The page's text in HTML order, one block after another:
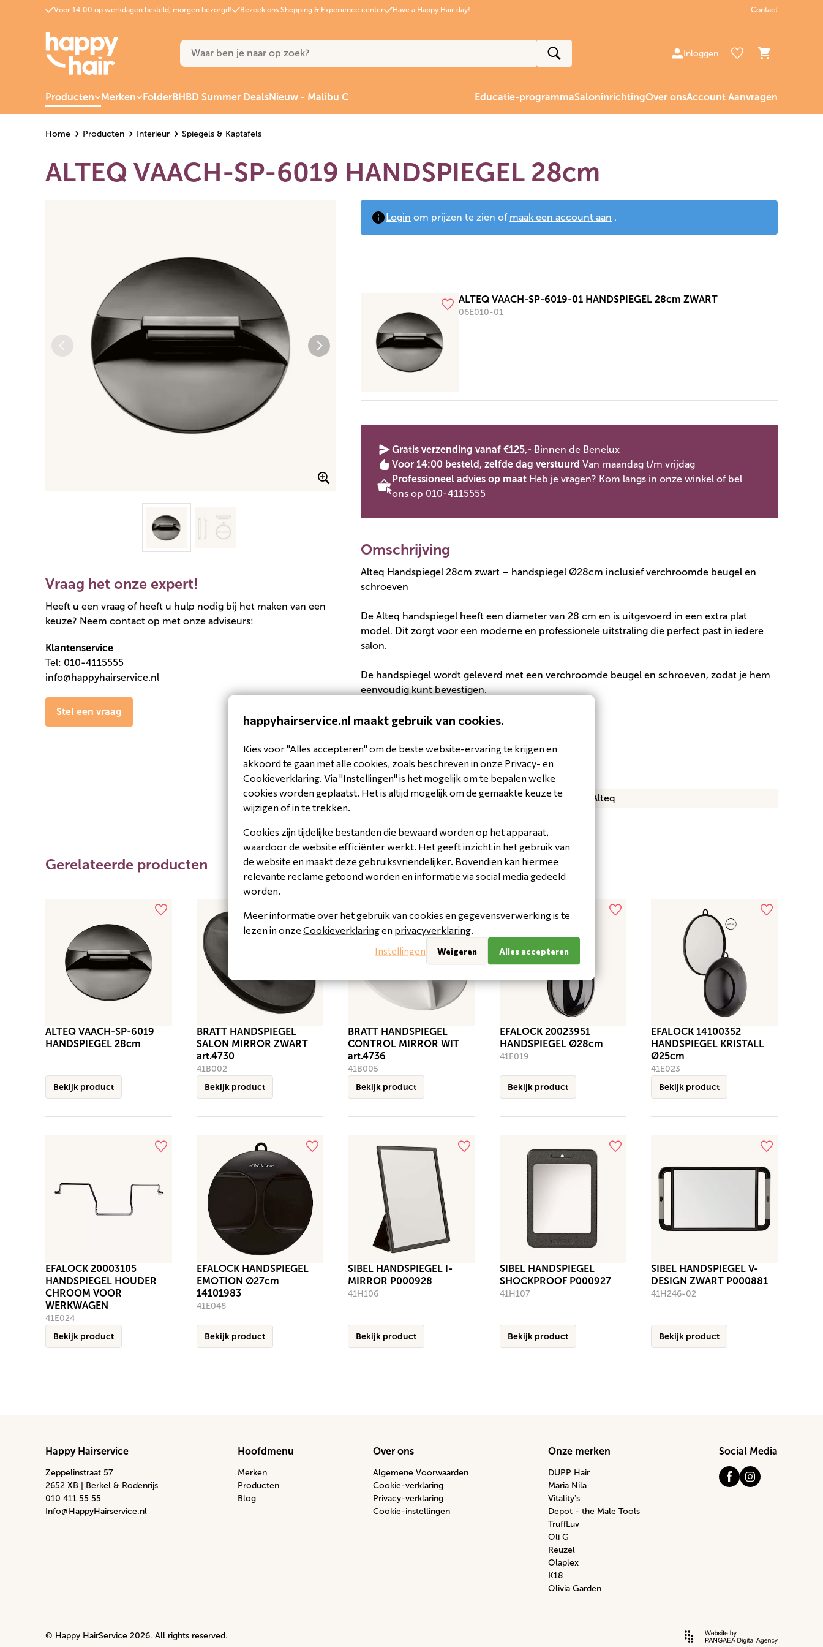
Voor 14:00 op werkdagen besteld, morgen bezorgd! Bezoek ons Shopping & Experience center Have a Happy Hair day! Contact
Inloggen
Producten Merken FolderBHBD Summer DealsNieuw - Malibu C Educatie-programmaSaloninrichtingOver onsAccount Aanvragen
Home Producten Interieur Spiegels & Kaptafels
ALTEQ VAACH-SP-6019 HANDSPIEGEL 28cm
Vraag het onze expert!
Heeft u een vraag of heeft u hulp nodig bij het maken van een
keuze? Neem contact op met onze adviseurs:
Klantenservice
Tel: 010-4115555
info@happyhairservice.nl
Stel een vraag
Login om prijzen te zien of maak een account aan .
ALTEQ VAACH-SP-6019-01 HANDSPIEGEL 28cm ZWART
06E010-01
Gratis verzending vanaf €125,- Binnen de Benelux
Voor 14:00 besteld, zelfde dag verstuurd Van maandag t/m vrijdag
Professioneel advies op maat Heb je vragen? Kom langs in onze winkel of bel
ons op 010-4115555
Omschrijving
Alteq Handspiegel 28cm zwart – handspiegel Ø28cm inclusief verchroomde beugel en
schroeven
De Alteq handspiegel heeft een diameter van 28 cm en is uitgevoerd in een extra plat
model. Dit zorgt voor een moderne en professionele uitstraling die perfect past in iedere
salon.
De handspiegel wordt geleverd met een verchroomde beugel en schroeven, zodat je hem
eenvoudig kunt bevestigen.
Specificaties
Product
Brand
Alteq
Gerelateerde producten
ALTEQ VAACH-SP-6019
HANDSPIEGEL 28cm
Bekijk product
BRATT HANDSPIEGEL
SALON MIRROR ZWART
art.4730
41B002
Bekijk product
BRATT HANDSPIEGEL
CONTROL MIRROR WIT
art.4736
41B005
Bekijk product
EFALOCK 20023951
HANDSPIEGEL Ø28cm
41E019
Bekijk product
EFALOCK 14100352
HANDSPIEGEL KRISTALL
Ø25cm
41E023
Bekijk product
EFALOCK 20003105
HANDSPIEGEL HOUDER
CHROOM VOOR
WERKWAGEN
41E024
Bekijk product
EFALOCK HANDSPIEGEL
EMOTION Ø27cm
14101983
41E048
Bekijk product
SIBEL HANDSPIEGEL I-
MIRROR P000928
41H106
Bekijk product
SIBEL HANDSPIEGEL
SHOCKPROOF P000927
41H107
Bekijk product
SIBEL HANDSPIEGEL V-
DESIGN ZWART P000881
41H246-02
Bekijk product
Happy Hairservice
Zeppelinstraat 57
2652 XB | Berkel & Rodenrijs
010 411 55 55
Info@HappyHairservice.nl
Hoofdmenu
Merken
Producten
Blog
Over ons
Algemene Voorwaarden
Cookie-verklaring
Privacy-verklaring
Cookie-instellingen
Onze merken
DUPP Hair
Maria Nila
Vitality's
Depot - the Male Tools
TruffLuv
Oli G
Reuzel
Olaplex
K18
Olivia Garden
Social Media
© Happy HairService 2026. All rights reserved.
happyhairservice.nl maakt gebruik van cookies.
Kies voor "Alles accepteren" om de beste website-ervaring te krijgen en
akkoord te gaan met alle cookies, zoals beschreven in onze Privacy- en
Cookieverklaring. Via "Instellingen" is het mogelijk om te bepalen welke
cookies worden geplaatst. Het is altijd mogelijk om de gemaakte keuze te
wijzigen of in te trekken.
Cookies zijn tijdelijke bestanden die bewaard worden op het apparaat,
waardoor de website efficiënter werkt. Het geeft inzicht in het gebruik van
de website en maakt deze gebruiksvriendelijker. Bovendien kan hiermee
relevante reclame getoond worden en informatie via social media gedeeld
worden.
Meer informatie over het gebruik van cookies en gegevensverwerking is te
lezen in onze Cookieverklaringen privacyverklaring
Instellingen
Weigeren Alles accepteren